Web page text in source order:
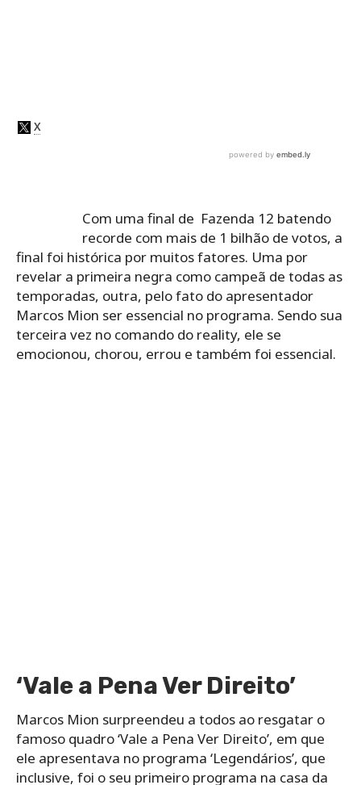
Com uma final de Fazenda 12 batendo
recorde com mais de 1 bilhão de votos, a
final foi histórica por muitos fatores. Uma por
revelar a primeira negra como campeã de todas as
temporadas, outra, pelo fato do apresentador
Marcos Mion ser essencial no programa. Sendo sua
terceira vez no comando do reality, ele se
emocionou, chorou, errou e também foi essencial.
‘Vale a Pena Ver Direito’
Marcos Mion surpreendeu a todos ao resgatar o
famoso quadro ‘Vale a Pena Ver Direito’, em que
ele apresentava no programa ‘Legendários’, que
inclusive, foi o seu primeiro programa na casa da